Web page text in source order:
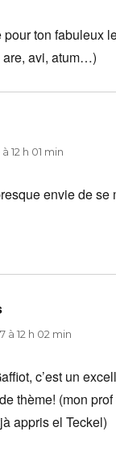
pour ton fabuleux
are, avi, atum…)
12 h 01 min
envie de
à 12 h 02 min
c’est un
thème! (mon prof
appris el Teckel)